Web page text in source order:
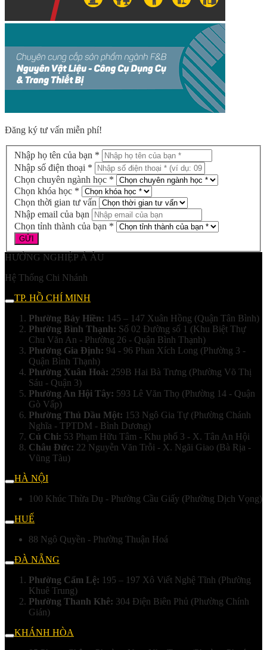
Đăng ký tư vấn miễn phí!
Nhập họ tên của bạn *
Nhập số điện thoại *
Chọn chuyên ngành học *
Chọn khóa học *
Chọn thời gian tư vấn
Nhập email của bạn
Chọn tỉnh thành của bạn *
HƯỚNG NGHIỆP Á ÂU
Hệ Thống Chi Nhánh
TP. HỒ CHÍ MINH
Phường Bảy Hiền: 145 – 147 Xuân Hồng (Quận Tân Bình)
Phường Bình Thạnh: Số 02 Đường số 1 (Khu Biệt Thự
Chu Văn An - Phường 26 - Quận Bình Thạnh)
Phường Gia Định: 94 - 96 Phan Xích Long (Phường 3 -
Quận Bình Thạnh)
Phường Xuân Hoà: 259B Hai Bà Trưng (Phường Võ Thị
Sáu - Quận 3)
Phường An Hội Tây: 593 Lê Văn Thọ (Phường 14 - Quận
Gò Vấp)
Phường Thủ Dầu Một: 153 Ngô Gia Tự (Phường Chánh
Nghĩa - TPTDM - Bình Dương)
Củ Chi: 53 Phạm Hữu Tâm - Khu phố 3 - X. Tân An Hội
Châu Đức: 22 Nguyễn Văn Trỗi - X. Ngãi Giao (Bà Rịa -
Vũng Tàu)
HÀ NỘI
100 Khúc Thừa Dụ - Phường Cầu Giấy (Phường Dịch Vọng)
HUẾ
88 Ngô Quyền - Phường Thuận Hoá
ĐÀ NẴNG
Phường Cẩm Lệ: 195 – 197 Xô Viết Nghệ Tĩnh (Phường
Khuê Trung)
Phường Thanh Khê: 304 Điện Biên Phủ (Phường Chính
Gián)
KHÁNH HÒA